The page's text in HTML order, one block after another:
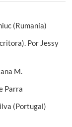
(Rumanía)
Por Jessy
M.
Parra
(Portugal)